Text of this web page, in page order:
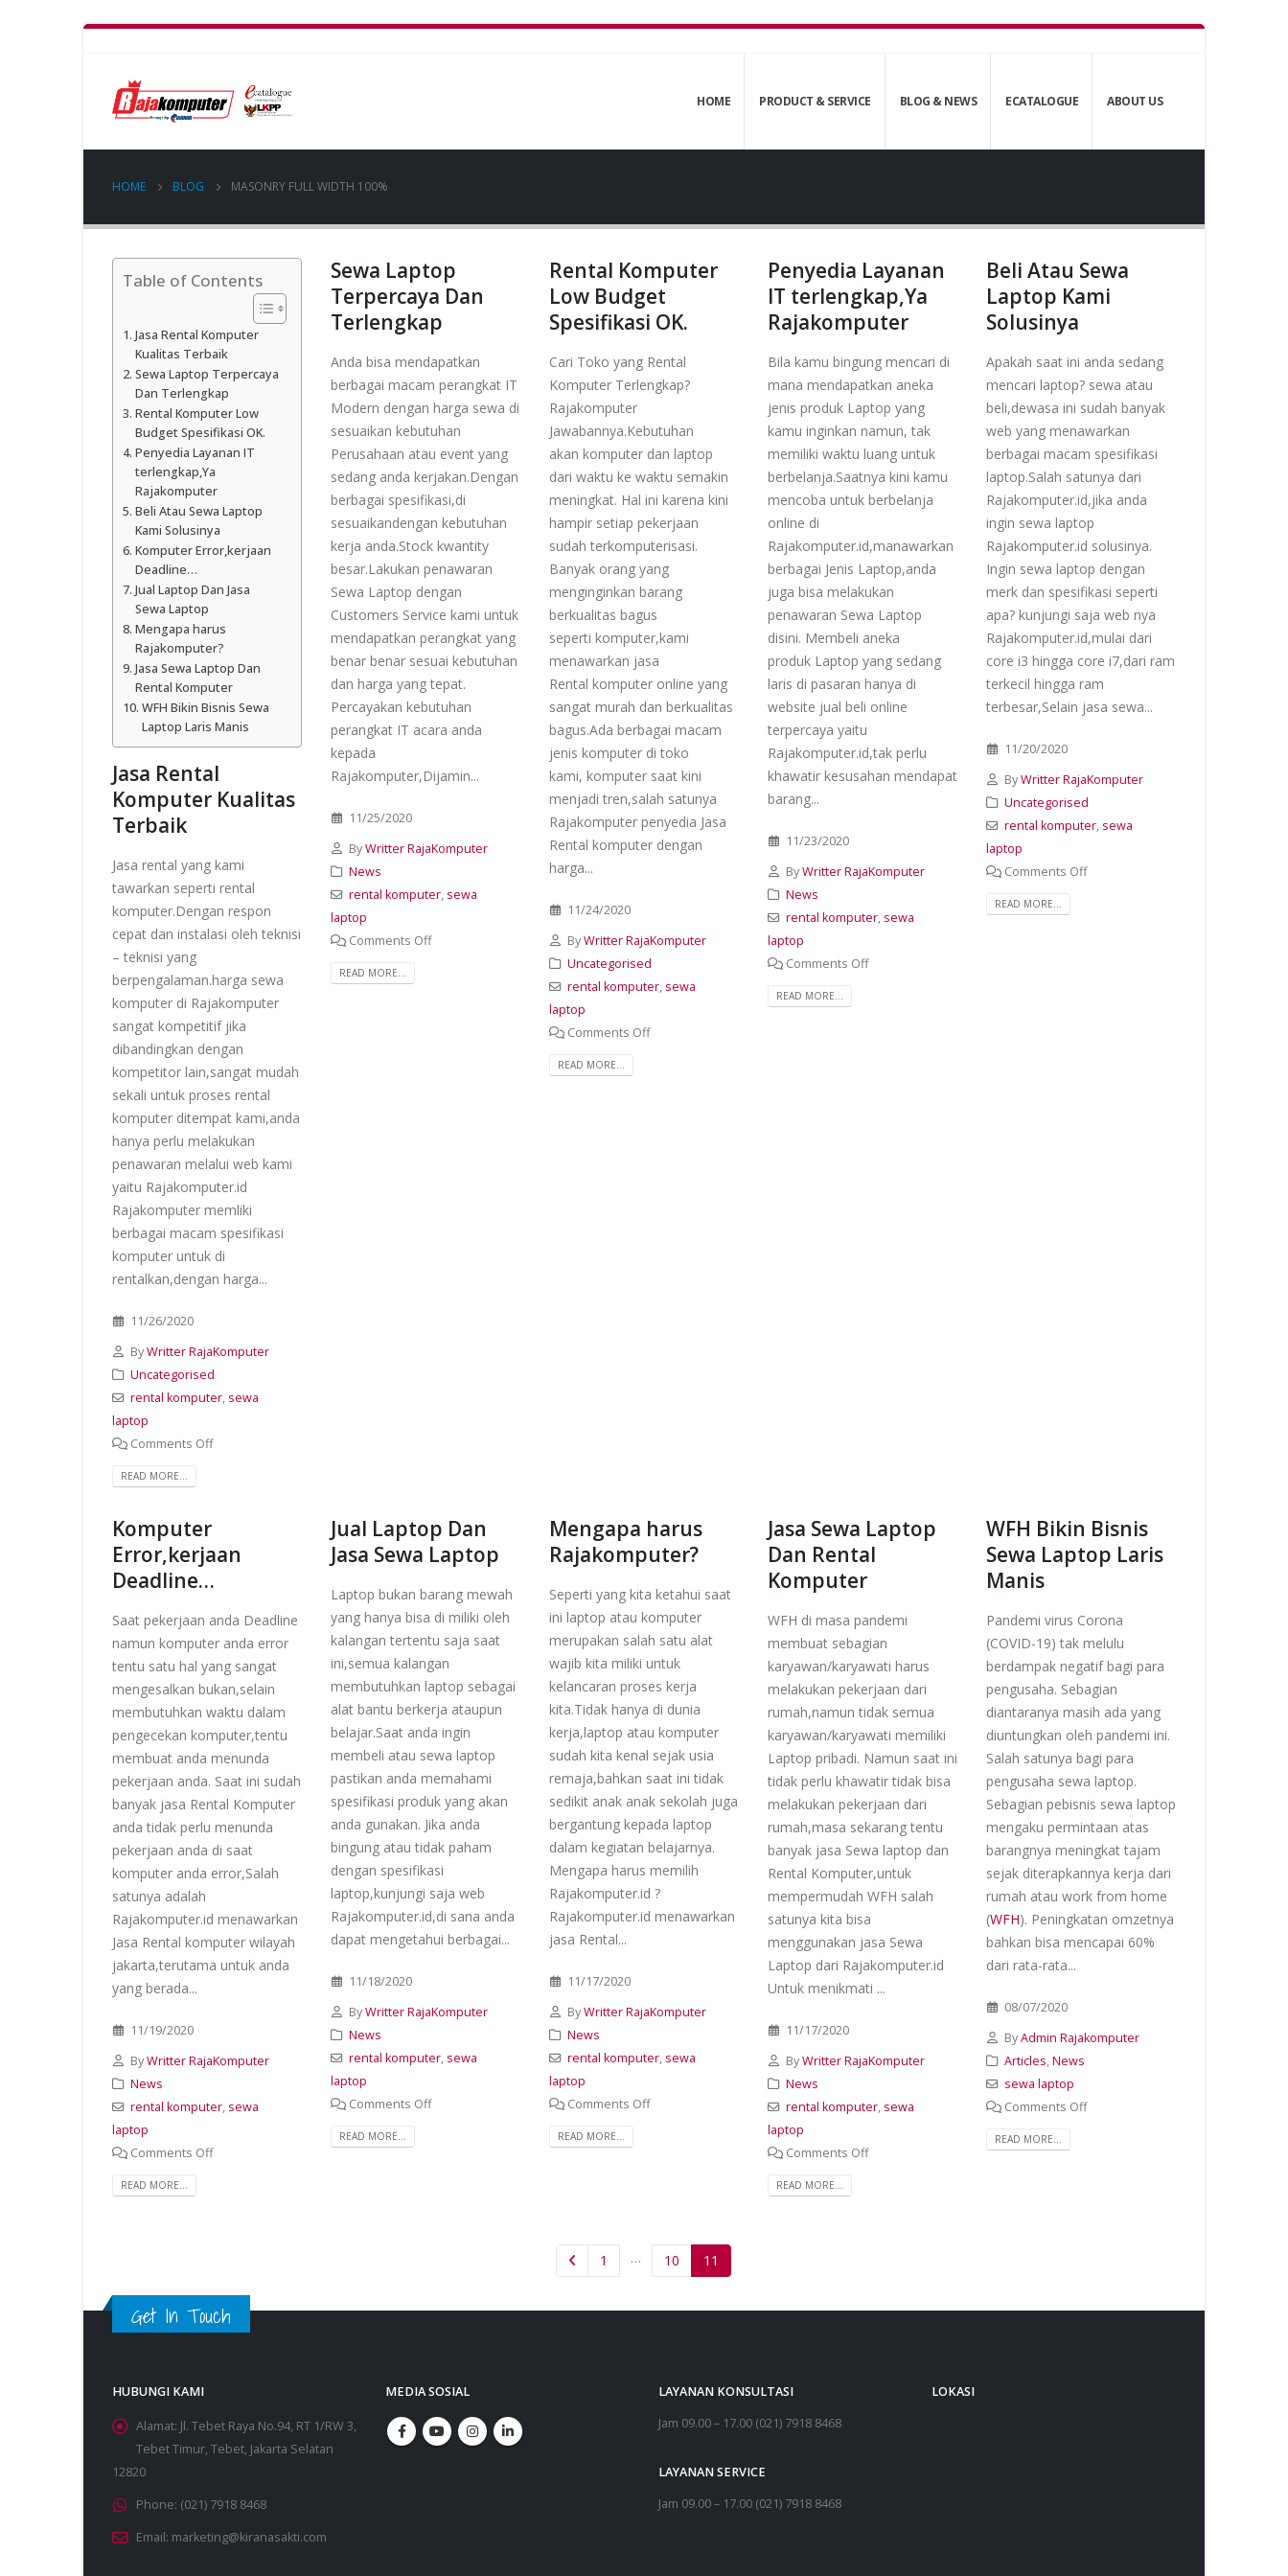
HOME PRODUCT & SERVICE BLOG & NEWS ECATALOGUE ABOUT US
HOME BLOG MASONRY FULL WIDTH 100%
Table of Contents
Jasa Rental Komputer
Kualitas Terbaik
Sewa Laptop Terpercaya
Dan Terlengkap
Rental Komputer Low
Budget Spesifikasi OK.
Penyedia Layanan IT
terlengkap,Ya
Rajakomputer
Beli Atau Sewa Laptop
Kami Solusinya
Komputer Error,kerjaan
Deadline…
Jual Laptop Dan Jasa
Sewa Laptop
Mengapa harus
Rajakomputer?
Jasa Sewa Laptop Dan
Rental Komputer
WFH Bikin Bisnis Sewa
Laptop Laris Manis
Jasa Rental
Komputer Kualitas
Terbaik
Jasa rental yang kami
tawarkan seperti rental
komputer.Dengan respon
cepat dan instalasi oleh teknisi
– teknisi yang
berpengalaman.harga sewa
komputer di Rajakomputer
sangat kompetitif jika
dibandingkan dengan
kompetitor lain,sangat mudah
sekali untuk proses rental
komputer ditempat kami,anda
hanya perlu melakukan
penawaran melalui web kami
yaitu Rajakomputer.id
Rajakomputer memliki
berbagai macam spesifikasi
komputer untuk di
rentalkan,dengan harga...
11/26/2020
ByWritter RajaKomputer
Uncategorised
rental komputer, sewa
laptop
Comments Off
READ MORE...
Sewa Laptop
Terpercaya Dan
Terlengkap
Anda bisa mendapatkan
berbagai macam perangkat IT
Modern dengan harga sewa di
sesuaikan kebutuhan
Perusahaan atau event yang
sedang anda kerjakan.Dengan
berbagai spesifikasi,di
sesuaikandengan kebutuhan
kerja anda.Stock kwantity
besar.Lakukan penawaran
Sewa Laptop dengan
Customers Service kami untuk
mendapatkan perangkat yang
benar benar sesuai kebutuhan
dan harga yang tepat.
Percayakan kebutuhan
perangkat IT acara anda
kepada
Rajakomputer,Dijamin...
11/25/2020
ByWritter RajaKomputer
News
rental komputer, sewa
laptop
Comments Off
READ MORE...
Rental Komputer
Low Budget
Spesifikasi OK.
Cari Toko yang Rental
Komputer Terlengkap?
Rajakomputer
Jawabannya.Kebutuhan
akan komputer dan laptop
dari waktu ke waktu semakin
meningkat. Hal ini karena kini
hampir setiap pekerjaan
sudah terkomputerisasi.
Banyak orang yang
menginginkan barang
berkualitas bagus
seperti komputer,kami
menawarkan jasa
Rental komputer online yang
sangat murah dan berkualitas
bagus.Ada berbagai macam
jenis komputer di toko
kami, komputer saat kini
menjadi tren,salah satunya
Rajakomputer penyedia Jasa
Rental komputer dengan
harga...
11/24/2020
ByWritter RajaKomputer
Uncategorised
rental komputer, sewa
laptop
Comments Off
READ MORE...
Penyedia Layanan
IT terlengkap,Ya
Rajakomputer
Bila kamu bingung mencari di
mana mendapatkan aneka
jenis produk Laptop yang
kamu inginkan namun, tak
memiliki waktu luang untuk
berbelanja.Saatnya kini kamu
mencoba untuk berbelanja
online di
Rajakomputer.id,manawarkan
berbagai Jenis Laptop,anda
juga bisa melakukan
penawaran Sewa Laptop
disini. Membeli aneka
produk Laptop yang sedang
laris di pasaran hanya di
website jual beli online
terpercaya yaitu
Rajakomputer.id,tak perlu
khawatir kesusahan mendapat
barang...
11/23/2020
ByWritter RajaKomputer
News
rental komputer, sewa
laptop
Comments Off
READ MORE...
Beli Atau Sewa
Laptop Kami
Solusinya
Apakah saat ini anda sedang
mencari laptop? sewa atau
beli,dewasa ini sudah banyak
web yang menawarkan
berbagai macam spesifikasi
laptop.Salah satunya dari
Rajakomputer.id,jika anda
ingin sewa laptop
Rajakomputer.id solusinya.
Ingin sewa laptop dengan
merk dan spesifikasi seperti
apa? kunjungi saja web nya
Rajakomputer.id,mulai dari
core i3 hingga core i7,dari ram
terkecil hingga ram
terbesar,Selain jasa sewa...
11/20/2020
ByWritter RajaKomputer
Uncategorised
rental komputer, sewa
laptop
Comments Off
READ MORE...
Komputer
Error,kerjaan
Deadline…
Saat pekerjaan anda Deadline
namun komputer anda error
tentu satu hal yang sangat
mengesalkan bukan,selain
membutuhkan waktu dalam
pengecekan komputer,tentu
membuat anda menunda
pekerjaan anda. Saat ini sudah
banyak jasa Rental Komputer
anda tidak perlu menunda
pekerjaan anda di saat
komputer anda error,Salah
satunya adalah
Rajakomputer.id menawarkan
Jasa Rental komputer wilayah
jakarta,terutama untuk anda
yang berada...
11/19/2020
ByWritter RajaKomputer
News
rental komputer, sewa
laptop
Comments Off
READ MORE...
Jual Laptop Dan
Jasa Sewa Laptop
Laptop bukan barang mewah
yang hanya bisa di miliki oleh
kalangan tertentu saja saat
ini,semua kalangan
membutuhkan laptop sebagai
alat bantu berkerja ataupun
belajar.Saat anda ingin
membeli atau sewa laptop
pastikan anda memahami
spesifikasi produk yang akan
anda gunakan. Jika anda
bingung atau tidak paham
dengan spesifikasi
laptop,kunjungi saja web
Rajakomputer.id,di sana anda
dapat mengetahui berbagai...
11/18/2020
ByWritter RajaKomputer
News
rental komputer, sewa
laptop
Comments Off
READ MORE...
Mengapa harus
Rajakomputer?
Seperti yang kita ketahui saat
ini laptop atau komputer
merupakan salah satu alat
wajib kita miliki untuk
kelancaran proses kerja
kita.Tidak hanya di dunia
kerja,laptop atau komputer
sudah kita kenal sejak usia
remaja,bahkan saat ini tidak
sedikit anak anak sekolah juga
bergantung kepada laptop
dalam kegiatan belajarnya.
Mengapa harus memilih
Rajakomputer.id ?
Rajakomputer.id menawarkan
jasa Rental...
11/17/2020
ByWritter RajaKomputer
News
rental komputer, sewa
laptop
Comments Off
READ MORE...
Jasa Sewa Laptop
Dan Rental
Komputer
WFH di masa pandemi
membuat sebagian
karyawan/karyawati harus
melakukan pekerjaan dari
rumah,namun tidak semua
karyawan/karyawati memiliki
Laptop pribadi. Namun saat ini
tidak perlu khawatir tidak bisa
melakukan pekerjaan dari
rumah,masa sekarang tentu
banyak jasa Sewa laptop dan
Rental Komputer,untuk
mempermudah WFH salah
satunya kita bisa
menggunakan jasa Sewa
Laptop dari Rajakomputer.id
Untuk menikmati ...
11/17/2020
ByWritter RajaKomputer
News
rental komputer, sewa
laptop
Comments Off
READ MORE...
WFH Bikin Bisnis
Sewa Laptop Laris
Manis
Pandemi virus Corona
(COVID-19) tak melulu
berdampak negatif bagi para
pengusaha. Sebagian
diantaranya masih ada yang
diuntungkan oleh pandemi ini.
Salah satunya bagi para
pengusaha sewa laptop.
Sebagian pebisnis sewa laptop
mengaku permintaan atas
barangnya meningkat tajam
sejak diterapkannya kerja dari
rumah atau work from home
(WFH). Peningkatan omzetnya
bahkan bisa mencapai 60%
dari rata-rata...
08/07/2020
ByAdmin Rajakomputer
Articles,News
sewa laptop
Comments Off
READ MORE...
1 … 10 11
Get In Touch
HUBUNGI KAMI
Alamat: Jl. Tebet Raya No.94, RT 1/RW 3,
Tebet Timur, Tebet, Jakarta Selatan
12820
Phone: (021) 7918 8468
Email: marketing@kiranasakti.com
MEDIA SOSIAL
LAYANAN KONSULTASI
Jam 09.00 – 17.00 (021) 7918 8468
LAYANAN SERVICE
Jam 09.00 – 17.00 (021) 7918 8468
LOKASI